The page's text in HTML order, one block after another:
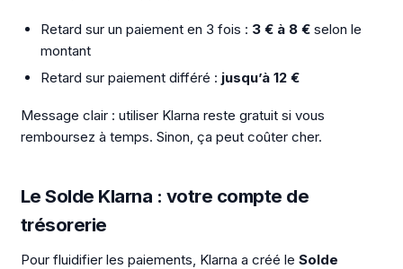
Retard sur un paiement en 3 fois : 3 € à 8 € selon le
montant
Retard sur paiement différé : jusqu’à 12 €
Message clair : utiliser Klarna reste gratuit si vous
remboursez à temps. Sinon, ça peut coûter cher.
Le Solde Klarna : votre compte de
trésorerie
Pour fluidifier les paiements, Klarna a créé le Solde